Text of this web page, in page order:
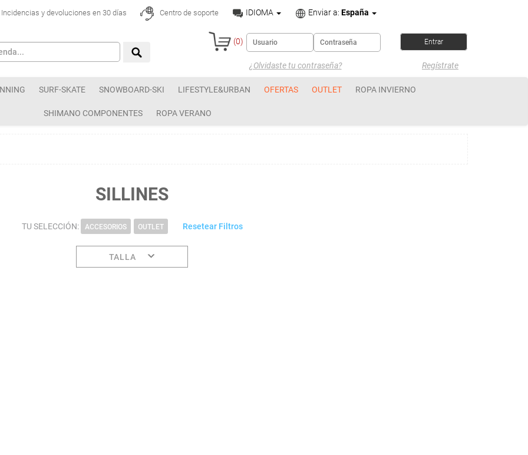
Incidencias y devoluciones en 30 días Centro de soporte IDIOMA Enviar a: España
(0)
¿Olvidaste tu contraseña? Regístrate
SURF-SKATE SNOWBOARD-SKI LIFESTYLE&URBAN OFERTAS OUTLET ROPA INVIERNO
SHIMANO COMPONENTES ROPA VERANO
SILLINES
TU SELECCIÓN: ACCESORIOS OUTLET Resetear Filtros
TALLA